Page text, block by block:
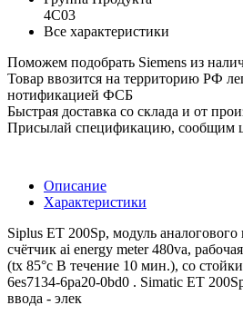
4C03
Все характеристики
Поможем подобрать Siemens из
Товар ввозится на территорию РФ
нотификацией ФСБ
Быстрая доставка со склада и от
Присылай спецификацию, сообщим
Описание
Характеристики
Siplus ET 200Sp, модуль аналогового
счётчик ai energy meter 480va,
(tx 85°c В течение 10 мин.), со
6es7134-6pa20-0bd0 . Simatic ET
ввода - элек